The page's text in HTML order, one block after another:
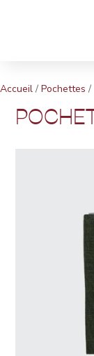
Accueil / Pochettes /